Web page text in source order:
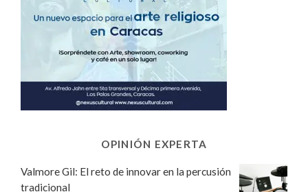
OPINIÓN EXPERTA
Valmore Gil: El reto de innovar en la percusión
tradicional